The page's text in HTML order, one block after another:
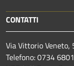
CONTATTI
Via Vittorio Veneto,
Telefono: 0734 6801